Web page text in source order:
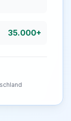
35.000+